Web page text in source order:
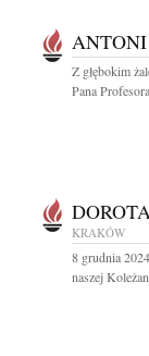
Z głębokim
Pana
KRAKÓW
8 grudnia
naszej